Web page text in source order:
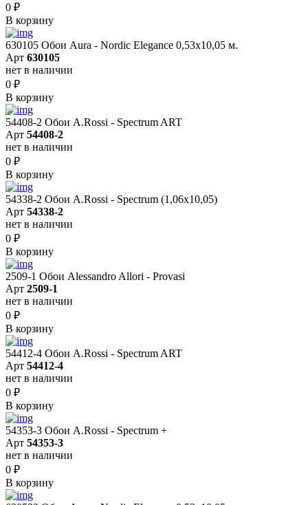
0 ₽
В корзину
630105 Обои Aura - Nordic Elegance 0,53x10,05 м.
Арт 630105
нет в наличии
0 ₽
В корзину
54408-2 Обои A.Rossi - Spectrum ART
Арт 54408-2
нет в наличии
0 ₽
В корзину
54338-2 Обои A.Rossi - Spectrum (1,06x10,05)
Арт 54338-2
нет в наличии
0 ₽
В корзину
2509-1 Обои Alessandro Allori - Provasi
Арт 2509-1
нет в наличии
0 ₽
В корзину
54412-4 Обои A.Rossi - Spectrum ART
Арт 54412-4
нет в наличии
0 ₽
В корзину
54353-3 Обои A.Rossi - Spectrum +
Арт 54353-3
нет в наличии
0 ₽
В корзину